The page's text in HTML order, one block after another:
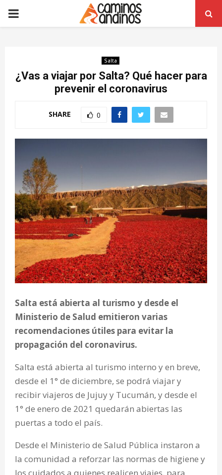
PRIMARY
Salta
¿Vas a viajar por Salta? Qué hacer para
prevenir el coronavirus
SHARE 0
Salta está abierta al turismo y desde el
Ministerio de Salud emitieron varias
recomendaciones útiles para evitar la
propagación del coronavirus.
Salta está abierta al turismo interno y en breve,
desde el 1° de diciembre, se podrá viajar y
recibir viajeros de Jujuy y Tucumán, y desde el
1° de enero de 2021 quedarán abiertas las
puertas a todo el país.
Desde el Ministerio de Salud Pública instaron a
la comunidad a reforzar las normas de higiene y
los cuidados a quienes realicen viajes, para